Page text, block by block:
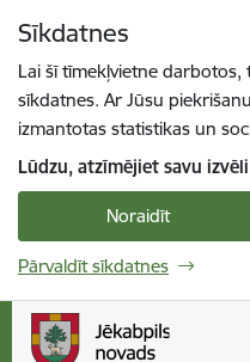
Sīkdatnes
Lai šī tīmekļvietne
sīkdatnes. Ar Jūsu
izmantotas statistikas un
Lūdzu, atzīmējiet savu
Noraidīt
Pārvaldīt sīkdatnes